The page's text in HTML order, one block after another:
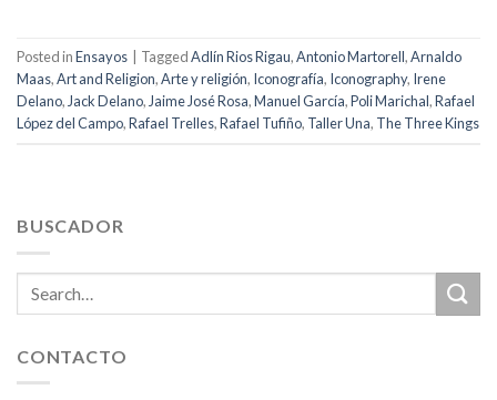
Posted inEnsayos TaggedAdlín Rios Rigau,Antonio Martorell,Arnaldo
Maas,Art and Religion,Arte y religión, Iconografía, Iconography, Irene
Delano,Jack Delano,Jaime José Rosa,Manuel García,Poli Marichal,Rafael
López del Campo,Rafael Trelles,Rafael Tufiño, Taller Una, The Three Kings
BUSCADOR
CONTACTO